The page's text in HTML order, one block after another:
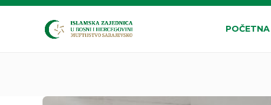
POČETNA